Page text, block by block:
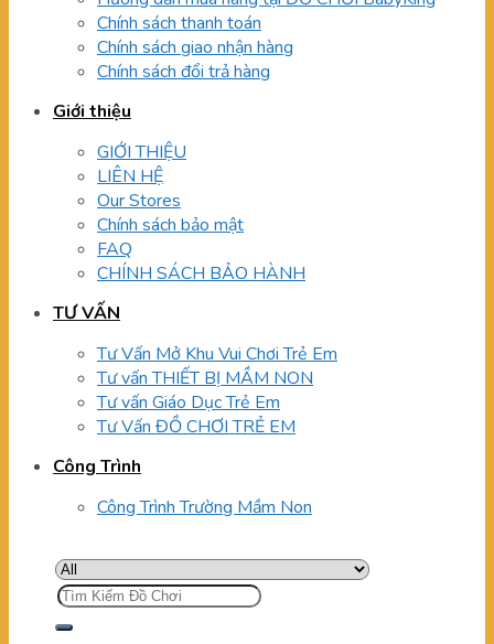
Chính sách thanh toán
Chính sách giao nhận hàng
Chính sách đổi trả hàng
Giới thiệu
GIỚI THIỆU
LIÊN HỆ
Our Stores
Chính sách bảo mật
FAQ
CHÍNH SÁCH BẢO HÀNH
TƯ VẤN
Tư Vấn Mở Khu Vui Chơi Trẻ Em
Tư vấn THIẾT BỊ MẦM NON
Tư vấn Giáo Dục Trẻ Em
Tư Vấn ĐỒ CHƠI TRẺ EM
Công Trình
Công Trình Trường Mầm Non
Tìm
kiếm: